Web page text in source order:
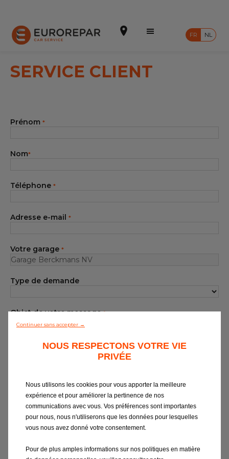
Devis en ligne
Notre enseigne
Nos Promotions
Nos prestations
Tous les garages
Intégrer le réseau
FR NL
SERVICE CLIENT
Si vous souhaitez obtenir des
Service ou être contacté par notre service
Prénom *
Nom*
Téléphone *
Adresse e-mail *
Votre garage *
Type de demande
Objet de votre message*
Votre message
Continuer sans accepter →
NOUS RESPECTONS VOTRE VIE
PRIVÉE
Nous utilisons les cookies pour vous apporter la meilleure
expérience et pour améliorer la pertinence de nos
communications avec vous. Vos préférences sont importantes
pour nous, nous n'utiliserons que les données pour lesquelles
vous nous avez donné votre consentement.
Pour de plus amples informations sur nos politiques en matière